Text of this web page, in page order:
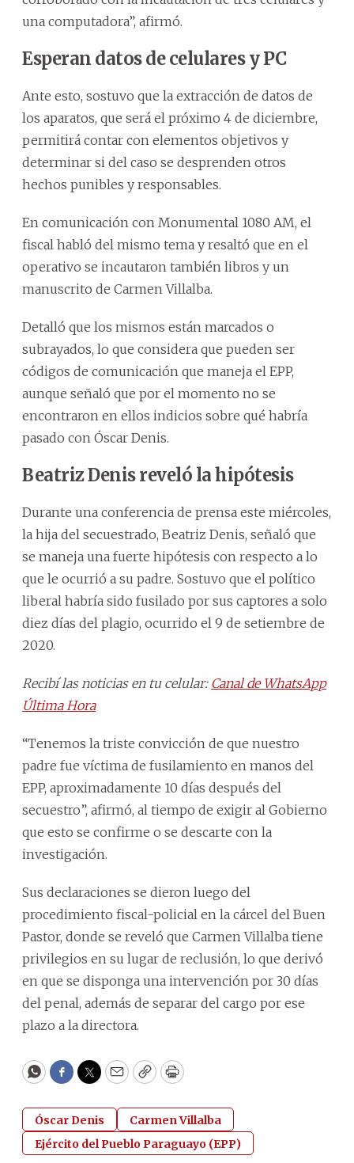
una computadora”, afirmó.
Esperan datos de celulares y PC
Ante esto, sostuvo que la extracción de datos de
los aparatos, que será el próximo 4 de diciembre,
permitirá contar con elementos objetivos y
determinar si del caso se desprenden otros
hechos punibles y responsables.
En comunicación con Monumental 1080 AM, el
fiscal habló del mismo tema y resaltó que en el
operativo se incautaron también libros y un
manuscrito de Carmen Villalba.
Detalló que los mismos están marcados o
subrayados, lo que considera que pueden ser
códigos de comunicación que maneja el EPP,
aunque señaló que por el momento no se
encontraron en ellos indicios sobre qué habría
pasado con Óscar Denis.
Beatriz Denis reveló la hipótesis
Durante una conferencia de prensa este miércoles,
la hija del secuestrado, Beatriz Denis, señaló que
se maneja una fuerte hipótesis con respecto a lo
que le ocurrió a su padre. Sostuvo que el político
liberal habría sido fusilado por sus captores a solo
diez días del plagio, ocurrido el 9 de setiembre de
2020.
Recibí las noticias en tu celular: Canal de WhatsApp
Última Hora
“Tenemos la triste convicción de que nuestro
padre fue víctima de fusilamiento en manos del
EPP, aproximadamente 10 días después del
secuestro”, afirmó, al tiempo de exigir al Gobierno
que esto se confirme o se descarte con la
investigación.
Sus declaraciones se dieron luego del
procedimiento fiscal-policial en la cárcel del Buen
Pastor, donde se reveló que Carmen Villalba tiene
privilegios en su lugar de reclusión, lo que derivó
en que se disponga una intervención por 30 días
del penal, además de separar del cargo por ese
plazo a la directora.
WhatsApp
Facebook
Twitter
EmailCopyPrint
Óscar Denis
Carmen Villalba
Ejército del Pueblo Paraguayo (EPP)